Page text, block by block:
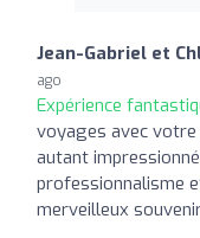
Jean-Gabriel et
ago
Expérience
voyages avec
autant
professionnalisme
merveilleux